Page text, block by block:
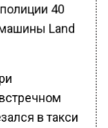
40
Land
в такси